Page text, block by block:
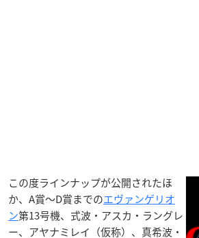
この度ラインナップが公開されたほ
か、A賞〜D賞までのエヴァンゲリオ
ン第13号機、式波・アスカ・ラングレ
ー、アヤナミレイ（仮称）、真希波・